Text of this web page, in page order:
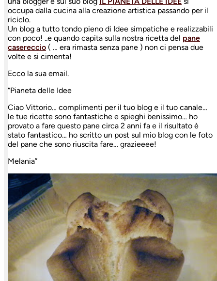
occupa dalla cucina alla creazione artistica passando per il
riciclo.
Un blog a tutto tondo pieno di Idee simpatiche e realizzabili
con poco! ..e quando capita sulla nostra ricetta del pane
casereccio ( … era rimasta senza pane ) non ci pensa due
volte e si cimenta!
Ecco la sua email.
“Pianeta delle Idee
Ciao Vittorio… complimenti per il tuo blog e il tuo canale…
le tue ricette sono fantastiche e spieghi benissimo… ho
provato a fare questo pane circa 2 anni fa e il risultato è
stato fantastico… ho scritto un post sul mio blog con le foto
del pane che sono riuscita fare… grazieeee!
Melania”